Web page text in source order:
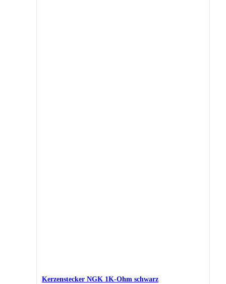
Kerzenstecker NGK 1K-Ohm schwarz